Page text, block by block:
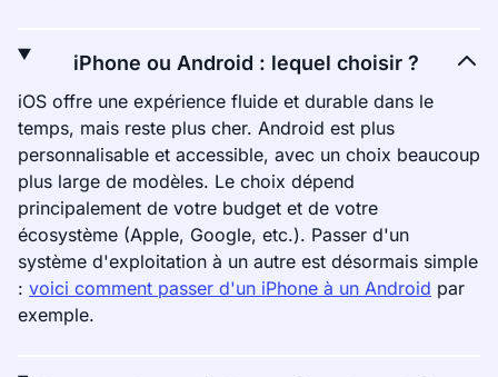
iPhone ou Android : lequel choisir ?
iOS offre une expérience fluide et durable dans le
temps, mais reste plus cher. Android est plus
personnalisable et accessible, avec un choix beaucoup
plus large de modèles. Le choix dépend
principalement de votre budget et de votre
écosystème (Apple, Google, etc.). Passer d'un
système d'exploitation à un autre est désormais simple
: voici comment passer d'un iPhone à un Android par
exemple.